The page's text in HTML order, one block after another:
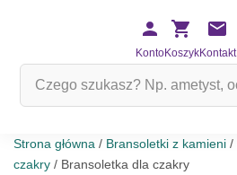
KontoKoszykKontakt
Strona główna / Bransoletki z kamieni /
czakry / Bransoletka dla czakry